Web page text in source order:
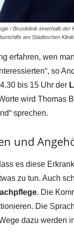
/ Brustklinik innerhalb der
am Städtischen
erfahren, wen
so
bis 15 Uhr der
wird Thomas
sprechen.
und
es diese
zu tun. Auch
. Die
Die
dazu werden